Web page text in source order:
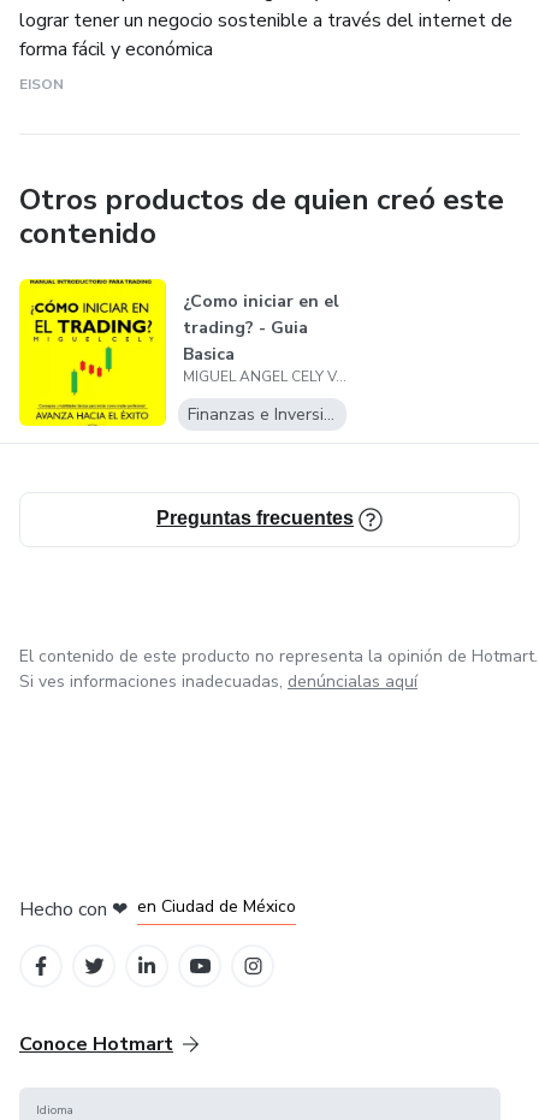
lograr tener un negocio sostenible a través del internet de
forma fácil y económica
EISON
Otros productos de quien creó este
contenido
¿Como iniciar en el
trading? - Guia
Basica
MIGUEL ANGEL CELY VASQUEZ
Finanzas e Inversiones
Preguntas frecuentes
El contenido de este producto no representa la opinión de Hotmart.
Si ves informaciones inadecuadas, denúncialas aquí
Hecho con ❤ en Ciudad de México
Conoce Hotmart
Idioma